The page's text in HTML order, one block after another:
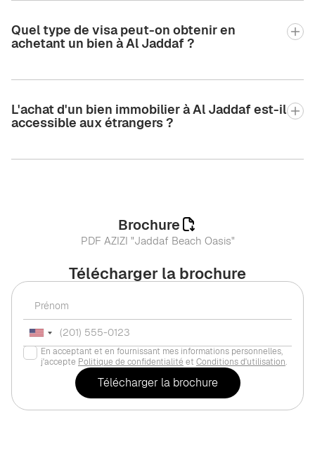
Quel type de visa peut-on obtenir en
achetant un bien à Al Jaddaf ?
L'achat d'un bien immobilier à Al Jaddaf est-il
accessible aux étrangers ?
Télécharger la brochure
En acceptant et en fournissant mes informations personnelles,
j'accepte Politique de confidentialité et Conditions d'utilisation.
Brochure
PDF AZIZI "Jaddaf Beach Oasis"